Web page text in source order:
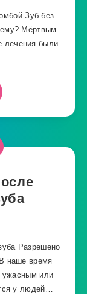
Зуб без
Мёртвым
лечения были
Разрешено
наше время
ужасным или
у людей…